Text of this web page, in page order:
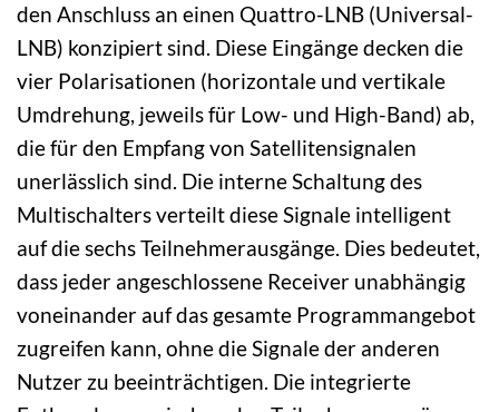
den Anschluss an einen Quattro-LNB (Universal-
LNB) konzipiert sind. Diese Eingänge decken die
vier Polarisationen (horizontale und vertikale
Umdrehung, jeweils für Low- und High-Band) ab,
die für den Empfang von Satellitensignalen
unerlässlich sind. Die interne Schaltung des
Multischalters verteilt diese Signale intelligent
auf die sechs Teilnehmerausgänge. Dies bedeutet,
dass jeder angeschlossene Receiver unabhängig
voneinander auf das gesamte Programmangebot
zugreifen kann, ohne die Signale der anderen
Nutzer zu beeinträchtigen. Die integrierte